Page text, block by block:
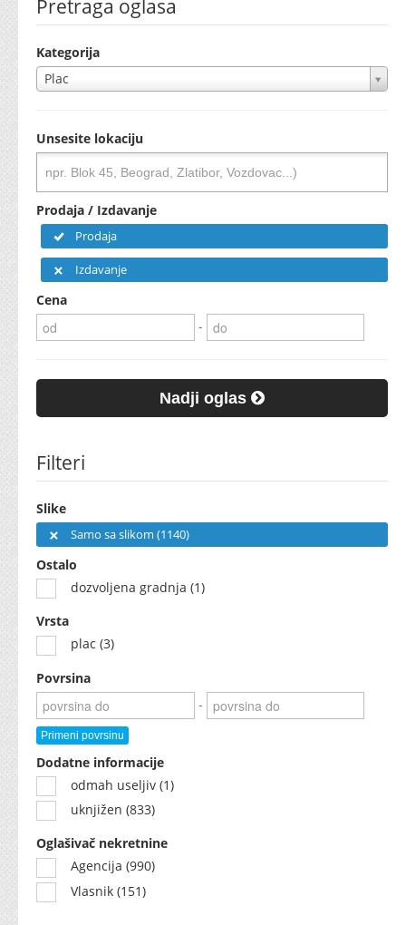
Pretraga oglasa
Kategorija
Plac
Unsesite lokaciju
Prodaja / Izdavanje
Prodaja
Izdavanje
Cena
-
Nadji oglas
Filteri
Slike
Samo sa slikom (1140)
Ostalo
dozvoljena gradnja (1)
Vrsta
plac (3)
Povrsina
-
Primeni povrsinu
Dodatne informacije
odmah useljiv (1)
uknjižen (833)
Oglašivač nekretnine
Agencija (990)
Vlasnik (151)